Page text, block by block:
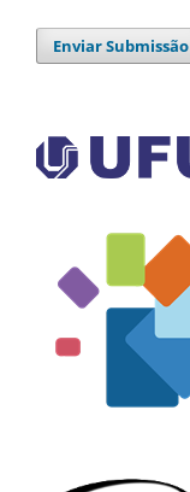
Enviar Submissão